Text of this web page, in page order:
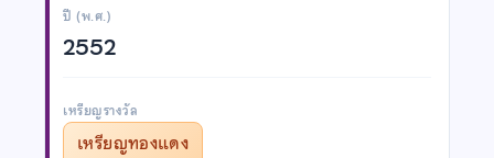
ปี (พ.ศ.)
2552
เหรียญรางวัล
เหรียญทองแดง